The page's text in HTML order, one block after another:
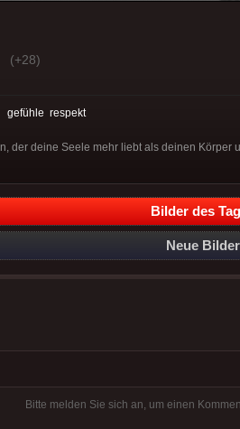
(+28)
gefühle respekt
der deine Seele mehr liebt als deinen Körper
Bilder des
Neue Bilder
Bitte melden Sie sich an, um einen